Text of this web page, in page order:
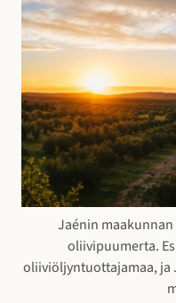
Jaénin
oliivipuumerta.
oliiviöljyntuottajamaa, ja